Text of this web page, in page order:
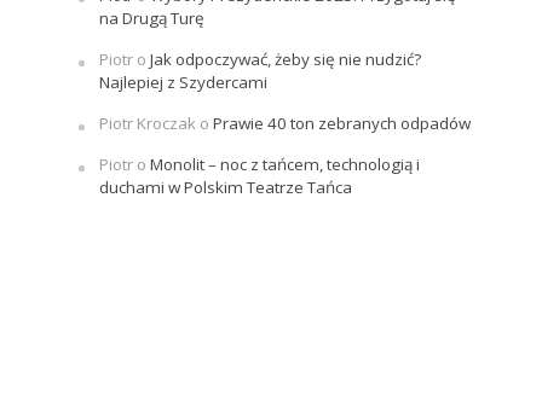
na Drugą Turę
Piotro Jak odpoczywać, żeby się nie nudzić?
Najlepiej z Szydercami
Piotr Kroczak o Prawie 40 ton zebranych odpadów
Piotro Monolit – noc z tańcem, technologią i
duchami w Polskim Teatrze Tańca